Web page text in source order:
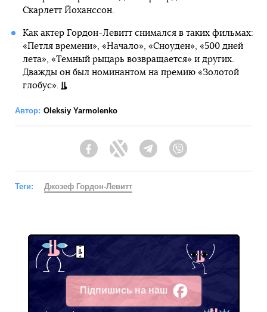
Скарлетт Йоханссон.
Как актер Гордон-Левитт снимался в таких фильмах:
«Петля времени», «Начало», «Сноуден», «500 дней
лета», «Темный рыцарь возвращается» и других.
Дважды он был номинантом на премию «Золотой
глобус».
Автор: Oleksiy Yarmolenko
FacebookTwitter Telegram
Теги: Джозеф Гордон-Левитт
Підпишись на наш
Facebook